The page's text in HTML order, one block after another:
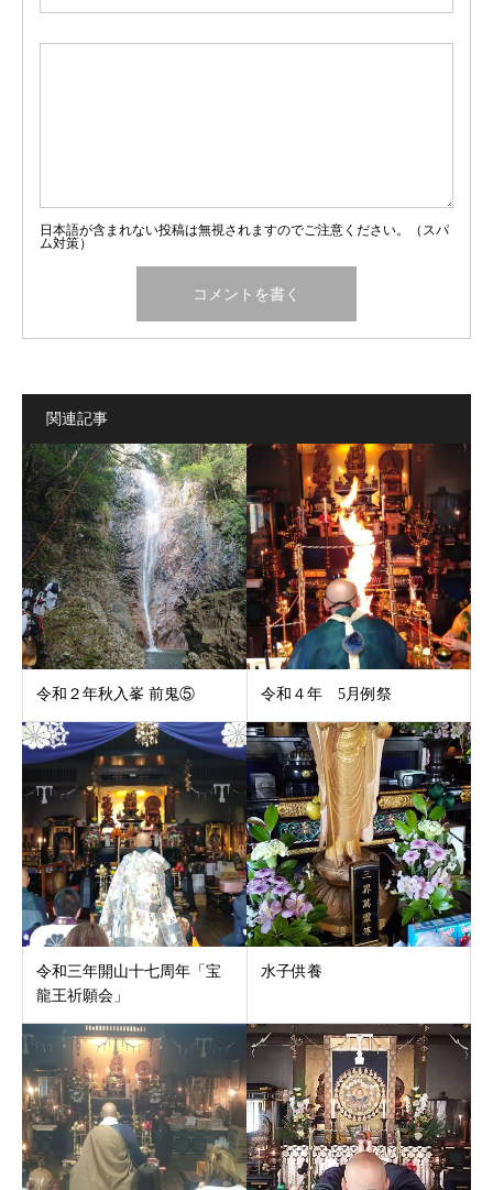
日本語が含まれない投稿は無視されますのでご注意ください。（スパ
ム対策）
関連記事
令和２年秋入峯 前鬼⑤ 令和４年 5月例祭
令和三年開山十七周年「宝
龍王祈願会」
水子供養